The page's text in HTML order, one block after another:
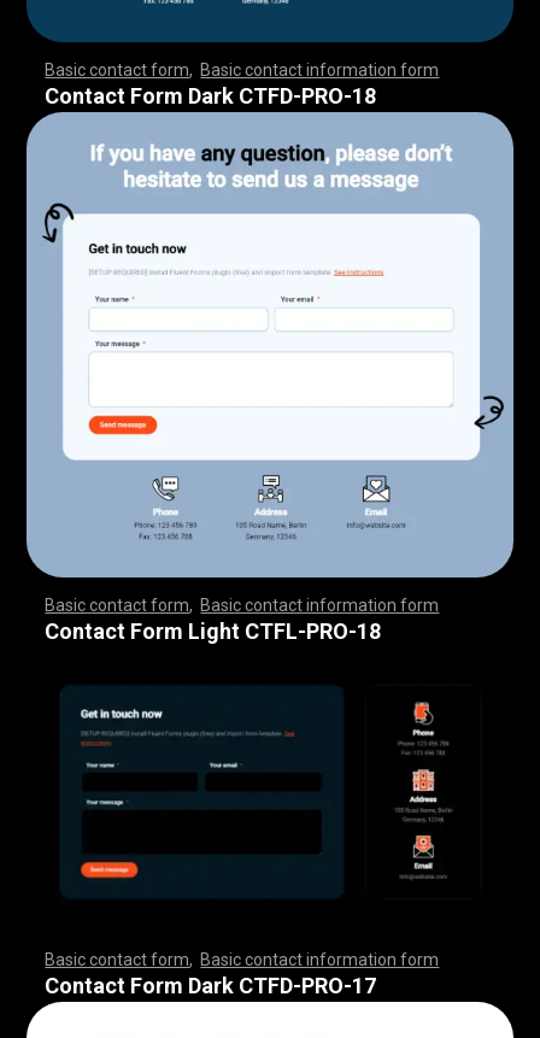
Basic contact form Basic contact information form
,,,,,,,,,,,,,,,,,,,,, ,,,,,,,,,,,,,,,,,,,,,,,,,,,,,,,,,,
,,,,,,,,,,,,,,,,,,,,, ,,,,,,,,,,,,,,,,,,,,,,,,,,,
Contact Form Dark CTFD-PRO-18
Basic contact form Basic contact information form
,,,,,,,,,,,,,,,,,,,,, ,,,,,,,,,,,,,,,,,,,,,,,,,,,,,,,,,,
,,,,,,,,,,,,,,,,,,,,, ,,,,,,,,,,,,,,,,,,,,,,,,,,,
Contact Form Light CTFL-PRO-18
Basic contact form Basic contact information form
,,,,,,,,,,,,,,,,,,,,, ,,,,,,,,,,,,,,,,,,,,,,,,,,,,,,,,,,
,,,,,,,,,,,,,,,,,,,,, ,,,,,,,,,,,,,,,,,,,,,,,,,,,
Contact Form Dark CTFD-PRO-17